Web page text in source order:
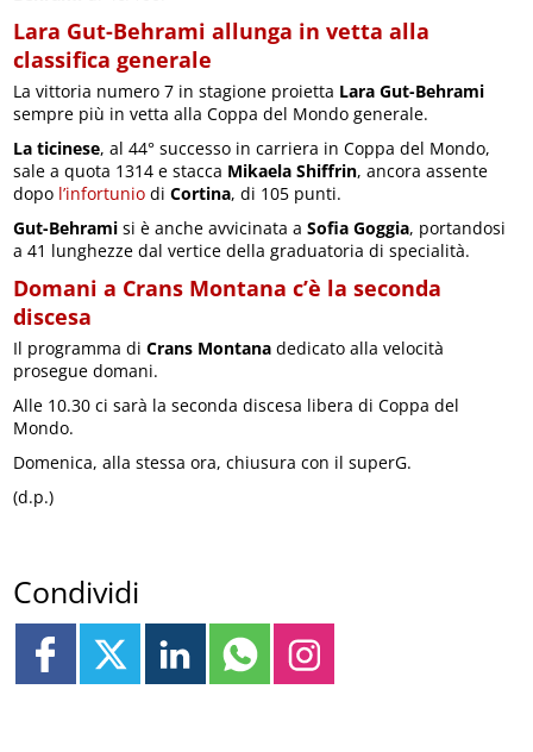
Lara Gut-Behrami allunga in vetta alla
classifica generale
La vittoria numero 7 in stagione proietta Lara Gut-Behrami
sempre più in vetta alla Coppa del Mondo generale.
La ticinese, al 44° successo in carriera in Coppa del Mondo,
sale a quota 1314 e stacca Mikaela Shiffrin, ancora assente
dopo l’infortunio diCortina, di 105 punti.
Gut-Behrami si è anche avvicinata aSofia Goggia, portandosi
a 41 lunghezze dal vertice della graduatoria di specialità.
Domani a Crans Montana c’è la seconda
discesa
Il programma diCrans Montana dedicato alla velocità
prosegue domani.
Alle 10.30 ci sarà la seconda discesa libera di Coppa del
Mondo.
Domenica, alla stessa ora, chiusura con il superG.
(d.p.)
Condividi